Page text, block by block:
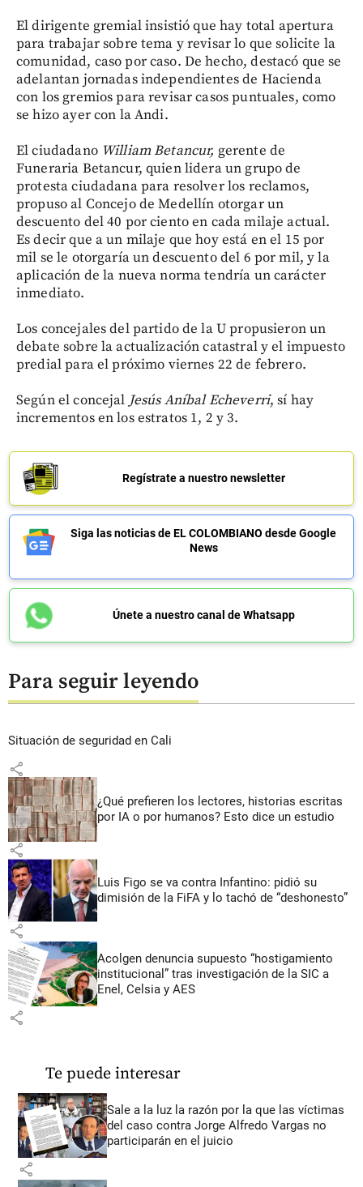
El dirigente gremial insistió que hay total apertura
para trabajar sobre tema y revisar lo que solicite la
comunidad, caso por caso. De hecho, destacó que se
adelantan jornadas independientes de Hacienda
con los gremios para revisar casos puntuales, como
se hizo ayer con la Andi.
El ciudadano William Betancur, gerente de
Funeraria Betancur, quien lidera un grupo de
protesta ciudadana para resolver los reclamos,
propuso al Concejo de Medellín otorgar un
descuento del 40 por ciento en cada milaje actual.
Es decir que a un milaje que hoy está en el 15 por
mil se le otorgaría un descuento del 6 por mil, y la
aplicación de la nueva norma tendría un carácter
inmediato.
Los concejales del partido de la U propusieron un
debate sobre la actualización catastral y el impuesto
predial para el próximo viernes 22 de febrero.
Según el concejal Jesús Aníbal Echeverri, sí hay
incrementos en los estratos 1, 2 y 3.
Regístrate a nuestro newsletter
Siga las noticias de EL COLOMBIANO desde Google
News
Únete a nuestro canal de Whatsapp
Para seguir leyendo
Situación de seguridad en Cali
share
¿Qué prefieren los lectores, historias escritas
por IA o por humanos? Esto dice un estudio
share
Luis Figo se va contra Infantino: pidió su
dimisión de la FiFA y lo tachó de “deshonesto”
share
Acolgen denuncia supuesto “hostigamiento
institucional” tras investigación de la SIC a
Enel, Celsia y AES
share
Te puede interesar
Sale a la luz la razón por la que las víctimas
del caso contra Jorge Alfredo Vargas no
participarán en el juicio
share